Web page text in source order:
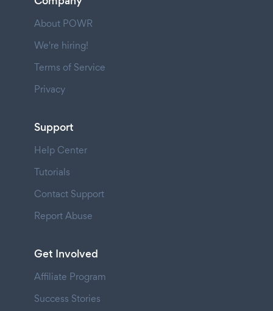
About POWR
We're hiring!
Terms of Service
Privacy
Support
Help Center
Tutorials
Contact Support
Report Abuse
Get Involved
Affiliate Program
Success Stories